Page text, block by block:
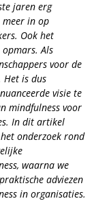
jaren erg
meer in op
Ook het
opmars. Als
voor de
Het is dus
visie te
mindfulness voor
In dit artikel
onderzoek rond
waarna we
adviezen
in organisaties.